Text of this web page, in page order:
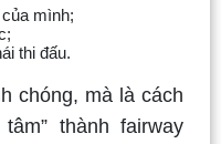
mình;
thi đấu.
chóng, mà là cách
thành fairway